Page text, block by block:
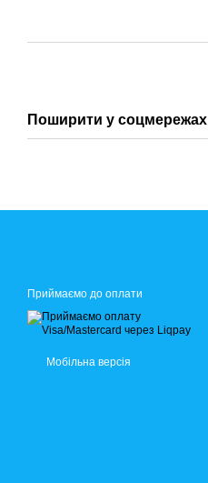
Поширити у соцмережах
Приймаємо до оплати
Мобільна версія